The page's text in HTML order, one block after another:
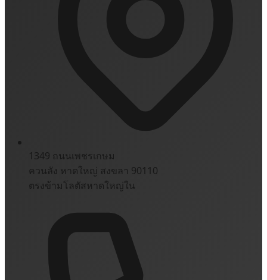
1349 ถนนเพชรเกษม
ควนลัง หาดใหญ่ สงขลา 90110
ตรงข้ามโลตัสหาดใหญ่ใน